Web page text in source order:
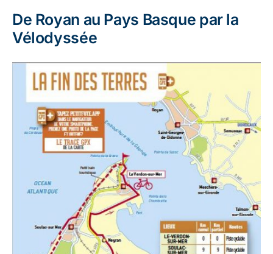
De Royan au Pays Basque par la
Vélodyssée